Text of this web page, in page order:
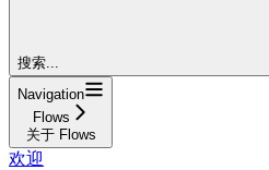
搜索...
Navigation
Flows
关于 Flows
欢迎